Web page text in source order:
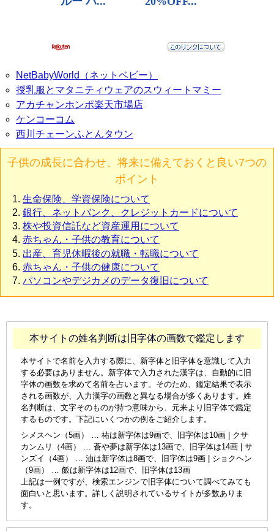
NetBabyWorld（ネットベビー）
授乳服とマタニティウェアのスウィートマミー
アカチャンホンポ楽天市場店
ケンコーコム
西川チェーンふとんタウン
子供の成長に合わせ、将来に備えておくと良い7つの
ポイント
生命保険、学資保険について
銀行、ネットバンク、クレジットカードについて
株や投資信託など資産運用について
赤ちゃん・子供の教育について
出産、育児休暇後の就職・転職について
赤ちゃん・子供の健康について
パソコンやデジカメのデータ復旧について
本サイトの姓名判断は旧字体の画数で鑑定します
本サイトで名前を入力する際に、新字体と旧字体を意識して入力
する必要はありません。新字体で入力された漢字は、自動的に旧
字体の画数を求めて名前を占います。そのため、鑑定結果で表示
される画数が、入力漢字の画数と異なる場合が多くあります。姓
名判断は、文字そのものが持つ意味から、元来より旧字体で鑑定
するものです。下記にいくつかの例をご紹介します。
シメスヘン（5画） … 祐は新字体は9画で、旧字体は10画 | クサ
カンムリ（4画） … 蒼や夢は新字体は13画で、旧字体は14画 | サ
ンズイ（4画） … 油は新字体は8画で、旧字体は9画 | ショクヘン
（9画） … 飯は新字体は12画で、旧字体は13画
上記は一例ですが、検索エンジンで旧字体について調べてみても
面白いと思います。詳しく説明されているサイトが多数ありま
す。